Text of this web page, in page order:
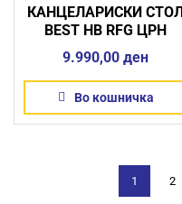
КАНЦЕЛАРИСКИ СТОЛ
BEST HB RFG ЦРН
9.990,00ден
Во кошничка
1 2